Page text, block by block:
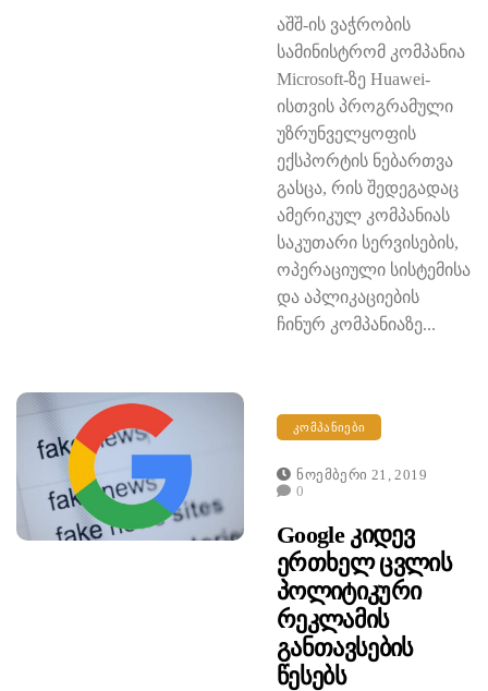
აშშ-ის ვაჭრობის
სამინისტრომ კომპანია
Microsoft-ზე Huawei-
ისთვის პროგრამული
უზრუნველყოფის
ექსპორტის ნებართვა
გასცა, რის შედეგადაც
ამერიკულ კომპანიას
საკუთარი სერვისების,
ოპერაციული სისტემისა
და აპლიკაციების
ჩინურ კომპანიაზე...
ᲙᲝᲛᲞᲐᲜᲘᲔᲑᲘ
Ნოემბერი 21, 2019
0
Google Კიდევ
Ერთხელ Ცვლის
Პოლიტიკური
Რეკლამის
Განთავსების
Წესებს